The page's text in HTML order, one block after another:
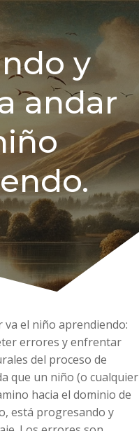
y
andar
va el niño aprendiendo:
errores y enfrentar
del proceso de
que un niño (o cualquier
hacia el dominio de
está progresando y